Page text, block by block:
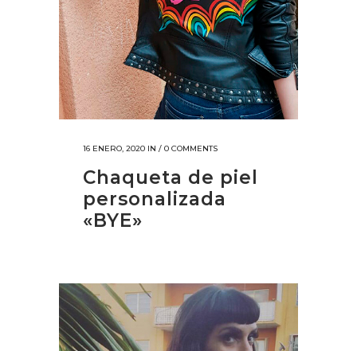
16 ENERO, 2020 IN / 0 COMMENTS
Chaqueta de piel
personalizada
«BYE»